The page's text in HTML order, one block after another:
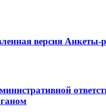
версия Анкеты-